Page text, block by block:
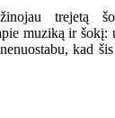
trejetą
muziką ir šokį:
kad